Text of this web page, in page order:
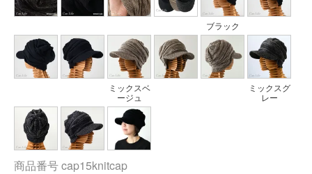
ブラック
ミックスベ
ージュ
ミックスグ
レー
商品番号cap15knitcap